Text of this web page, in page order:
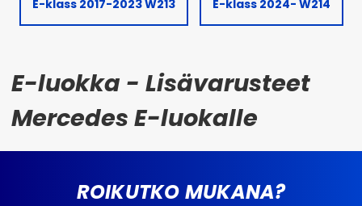
E-klass 2017-2023 W213 E-klass 2024- W214
E-luokka - Lisävarusteet
Mercedes E-luokalle
ROIKUTKO MUKANA?